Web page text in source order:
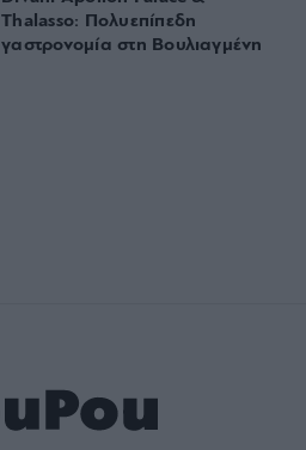
Thalasso: Πολυεπίπεδη
γαστρονομία στη Βουλιαγμένη